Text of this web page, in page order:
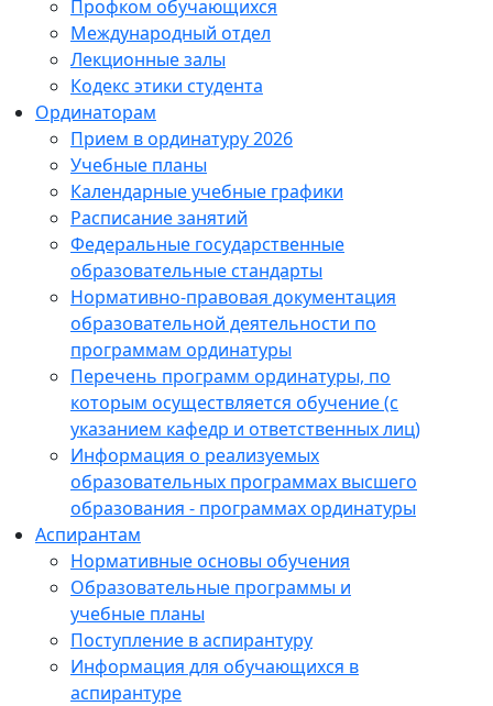
Профком обучающихся
Международный отдел
Лекционные залы
Кодекс этики студента
Ординаторам
Прием в ординатуру 2026
Учебные планы
Календарные учебные графики
Расписание занятий
Федеральные государственные
образовательные стандарты
Нормативно-правовая документация
образовательной деятельности по
программам ординатуры
Перечень программ ординатуры, по
которым осуществляется обучение (с
указанием кафедр и ответственных лиц)
Информация о реализуемых
образовательных программах высшего
образования - программах ординатуры
Аспирантам
Нормативные основы обучения
Образовательные программы и
учебные планы
Поступление в аспирантуру
Информация для обучающихся в
аспирантуре